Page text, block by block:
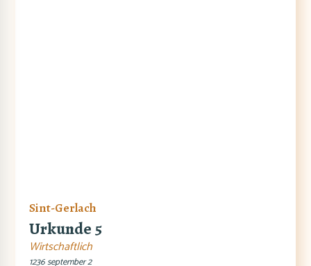
Sint-Gerlach
Urkunde 5
Wirtschaftlich
1236 september 2